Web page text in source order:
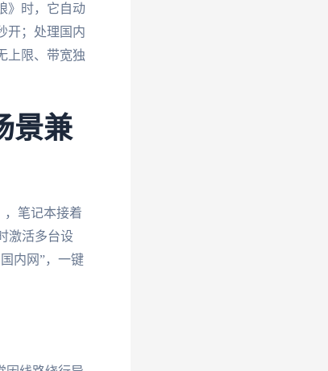
》时，它自动
开；处理国内
上限、带宽独
景兼
，笔记本接着
激活多台设
内网”，一键